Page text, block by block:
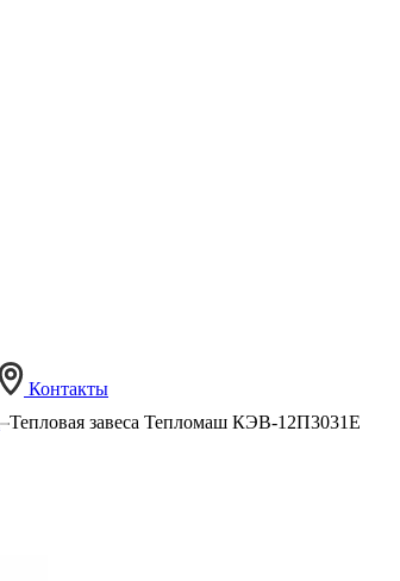
Контакты
Тепловая завеса Тепломаш КЭВ-12П3031Е